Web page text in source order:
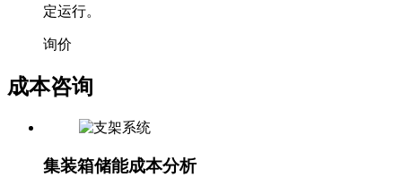
定运行。
询价
成本咨询
集装箱储能成本分析